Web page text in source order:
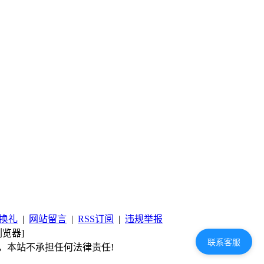
礼 | 网站留言 | RSS订阅 | 违规举报
览器]
本站不承担任何法律责任!
联系客服